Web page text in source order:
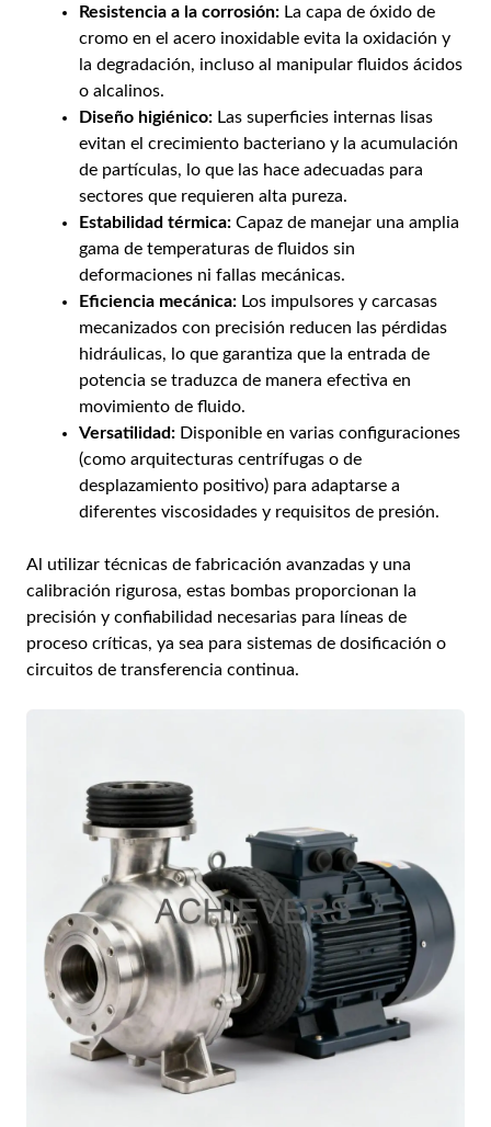
Resistencia a la corrosión: La capa de óxido de
cromo en el acero inoxidable evita la oxidación y
la degradación, incluso al manipular fluidos ácidos
o alcalinos.
Diseño higiénico: Las superficies internas lisas
evitan el crecimiento bacteriano y la acumulación
de partículas, lo que las hace adecuadas para
sectores que requieren alta pureza.
Estabilidad térmica: Capaz de manejar una amplia
gama de temperaturas de fluidos sin
deformaciones ni fallas mecánicas.
Eficiencia mecánica: Los impulsores y carcasas
mecanizados con precisión reducen las pérdidas
hidráulicas, lo que garantiza que la entrada de
potencia se traduzca de manera efectiva en
movimiento de fluido.
Versatilidad: Disponible en varias configuraciones
(como arquitecturas centrífugas o de
desplazamiento positivo) para adaptarse a
diferentes viscosidades y requisitos de presión.
Al utilizar técnicas de fabricación avanzadas y una
calibración rigurosa, estas bombas proporcionan la
precisión y confiabilidad necesarias para líneas de
proceso críticas, ya sea para sistemas de dosificación o
circuitos de transferencia continua.